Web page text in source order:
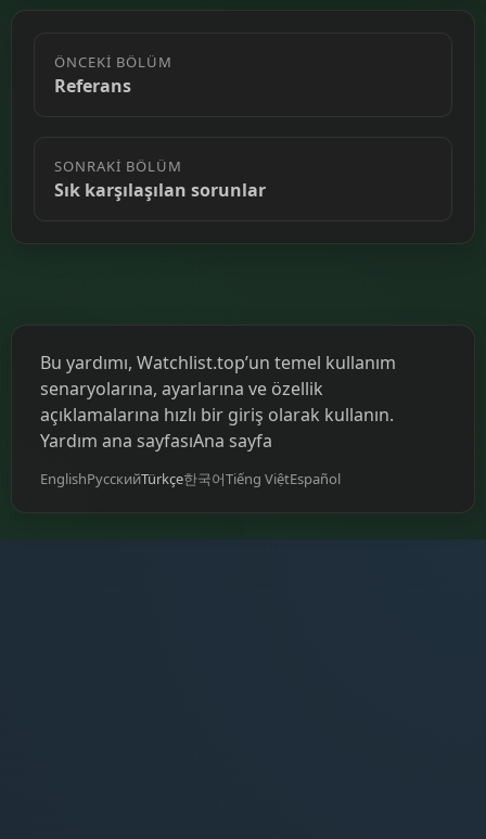
ÖNCEKI BÖLÜM
Referans
SONRAKI BÖLÜM
Sık karşılaşılan sorunlar
Bu yardımı, Watchlist.top’un temel kullanım
senaryolarına, ayarlarına ve özellik
açıklamalarına hızlı bir giriş olarak kullanın.
Yardım ana sayfasıAna sayfa
EnglishРусскийTürkçe한국어Tiếng ViệtEspañol